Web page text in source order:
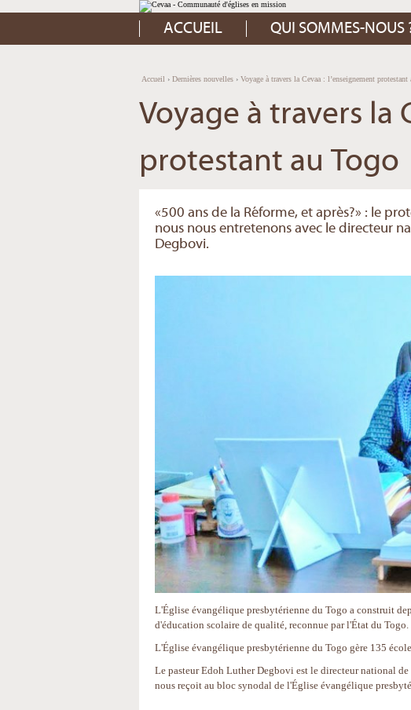
Aller
au
contenu.
Aller
à
Outils
personnels
ACCUEIL QUI SOMMES-NOUS
Accueil › Dernières nouvelles › Voyage à travers la Cevaa : l’enseignement protestant
Voyage à travers la
protestant au Togo
«500 ans de la Réforme, et après?» : le
nous nous entretenons avec le directeur
Degbovi.
L'Église évangélique presbytérienne du Togo a construit
d'éducation scolaire de qualité, reconnue par l'État du Togo.
L'Église évangélique presbytérienne du Togo gère 135
Le pasteur Edoh Luther Degbovi est le directeur national
nous reçoit au bloc synodal de l'Église évangélique